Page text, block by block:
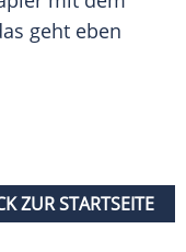
geht eben
ZUR STARTSEITE